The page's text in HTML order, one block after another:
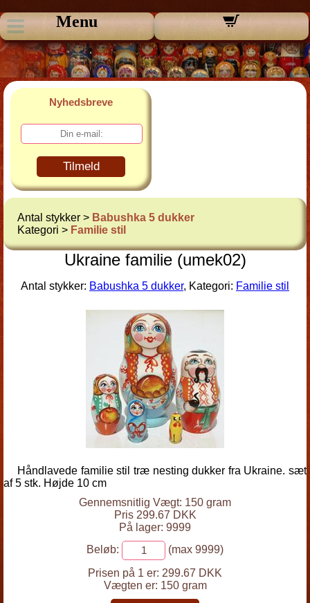
Menu
Nyhedsbreve
Tilmeld
Antal stykker > Babushka 5 dukker
Kategori > Familie stil
Ukraine familie (umek02)
Antal stykker: Babushka 5 dukker, Kategori: Familie stil
Håndlavede familie stil træ nesting dukker fra Ukraine. sæt
af 5 stk. Højde 10 cm
Gennemsnitlig Vægt: 150 gram
Pris 299.67 DKK
På lager: 9999
Beløb:
(max 9999)
Prisen på 1 er: 299.67 DKK
Vægten er: 150 gram